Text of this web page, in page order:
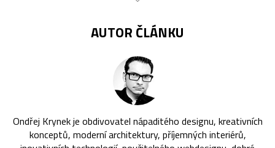
AUTOR ČLÁNKU
Ondřej Krynek je obdivovatel nápaditého designu, kreativních
konceptů, moderní architektury, příjemných interiérů,